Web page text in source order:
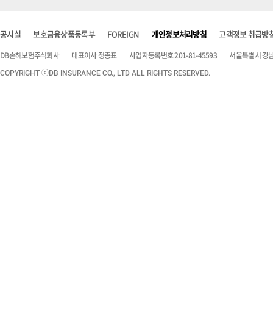
공시실 보호금융상품등록부 FOREIGN 개인정보처리방침 고객정보 취급방
DB손해보험주식회사 대표이사 정종표 사업자등록번호 201-81-45593 서울특별시 강
COPYRIGHT ⓒDB INSURANCE CO., LTD ALL RIGHTS RESERVED.